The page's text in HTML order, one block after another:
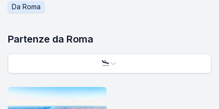
Da Roma
Partenze da Roma